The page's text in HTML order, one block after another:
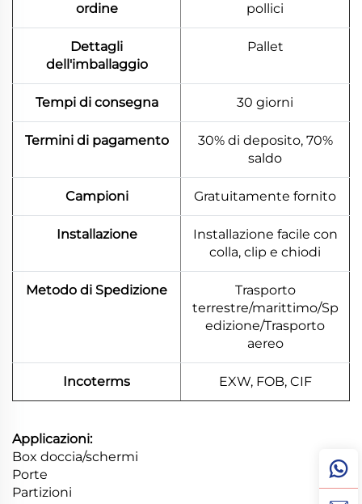
ordine
pollici
Dettagli
dell'imballaggio
Pallet
Tempi di consegna 30 giorni
Termini di pagamento
30% di deposito, 70%
saldo
Campioni Gratuitamente fornito
Installazione
Installazione facile con
colla, clip e chiodi
Metodo di Spedizione
Trasporto
terrestre/marittimo/Sp
edizione/Trasporto
aereo
Incoterms EXW, FOB, CIF
Applicazioni:
Box doccia/schermi
Porte
Partizioni